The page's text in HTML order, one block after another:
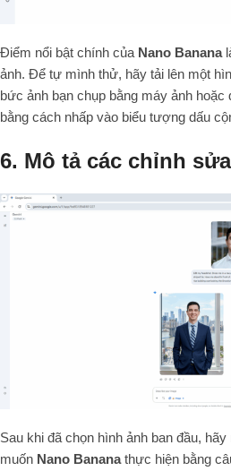
Điểm nổi bật chính của Nano Banana
ảnh. Để tự mình thử, hãy tải lên một
bức ảnh bạn chụp bằng máy ảnh hoặc
bằng cách nhấp vào biểu tượng dấu
6. Mô tả các chỉnh sửa
Sau khi đã chọn hình ảnh ban đầu,
muốn Nano Bananathực hiện bằng